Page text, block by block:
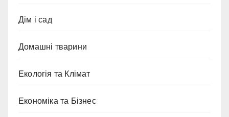
Дім і сад
Домашні тварини
Екологія та Клімат
Економіка та Бізнес